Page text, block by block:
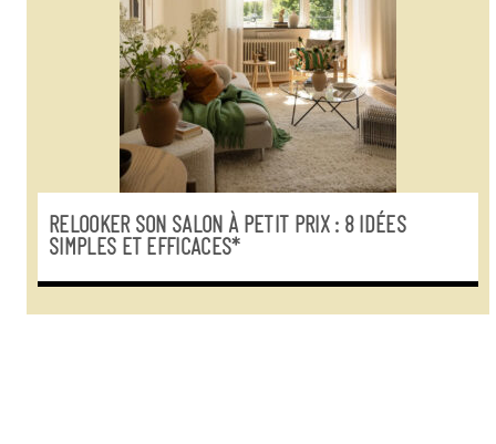
RELOOKER SON SALON À PETIT PRIX : 8 IDÉES
SIMPLES ET EFFICACES*